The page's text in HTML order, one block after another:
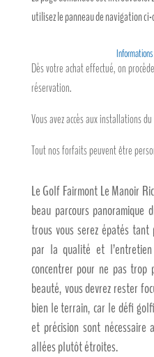
utilisez le panneau de navigation
Dès votre achat effectué, on
réservation.
Vous avez accès aux installations
Tout nos forfaits peuvent être
Le Golf Fairmont Le Manoir
beau parcours panoramique
trous vous serez épatés tant
par la qualité et
concentrer pour ne pas
beauté, vous devrez rester
bien le terrain, car le défi
et précision sont
allées plutôt étroites.